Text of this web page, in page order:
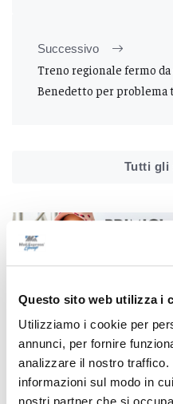
Questo sito web utilizza i
Utilizziamo i cookie per
annunci, per fornire
analizzare il nostro traffico.
informazioni sul modo in
Successivo
Treno regionale fermo da
Benedetto per problema
Tutti gli
Correlati